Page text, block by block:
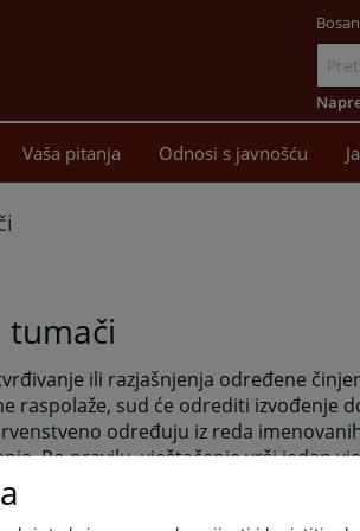
Vaša pitanja Odnosi s javnošću
tumači
ili razjašnjenja određene
raspolaže, sud će odrediti izvođenje
određuju iz reda
Po pravilu, vještačenje vrši jedan
ustanovama, kao što su:
postoje ustanove za određene vrste